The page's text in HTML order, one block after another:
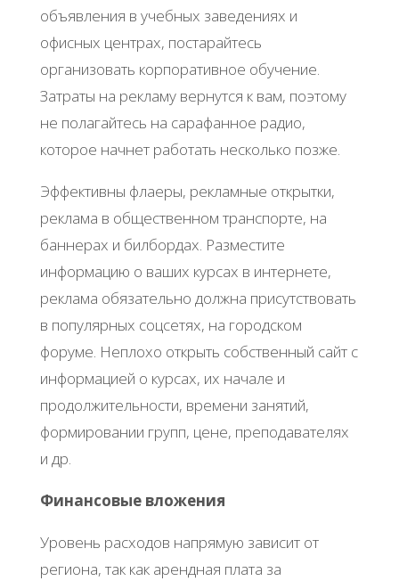
объявления в учебных заведениях и
офисных центрах, постарайтесь
организовать корпоративное обучение.
Затраты на рекламу вернутся к вам, поэтому
не полагайтесь на сарафанное радио,
которое начнет работать несколько позже.
Эффективны флаеры, рекламные открытки,
реклама в общественном транспорте, на
баннерах и билбордах. Разместите
информацию о ваших курсах в интернете,
реклама обязательно должна присутствовать
в популярных соцсетях, на городском
форуме. Неплохо открыть собственный сайт с
информацией о курсах, их начале и
продолжительности, времени занятий,
формировании групп, цене, преподавателях
и др.
Финансовые вложения
Уровень расходов напрямую зависит от
региона, так как арендная плата за